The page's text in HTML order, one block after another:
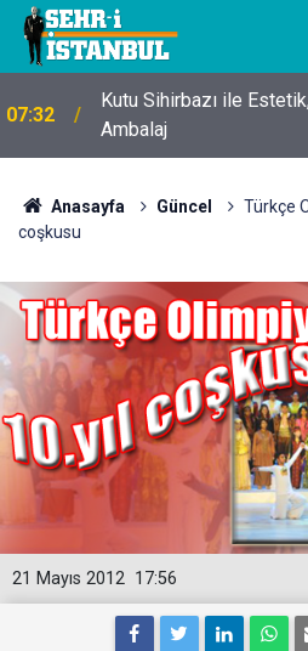
07:32
Kutu Sihirbazı ile
Ambalaj
Anasayfa Güncel
Türkçe
coşkusu
17:56
21 Mayıs 2012